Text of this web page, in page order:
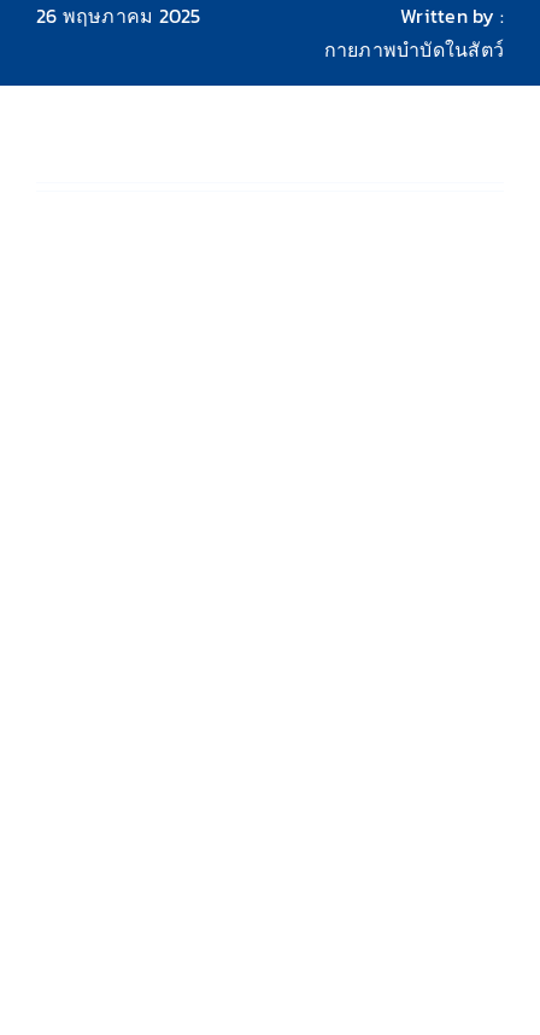
26 พฤษภาคม 2025
Written by :
กายภาพบำบัดในสัตว์